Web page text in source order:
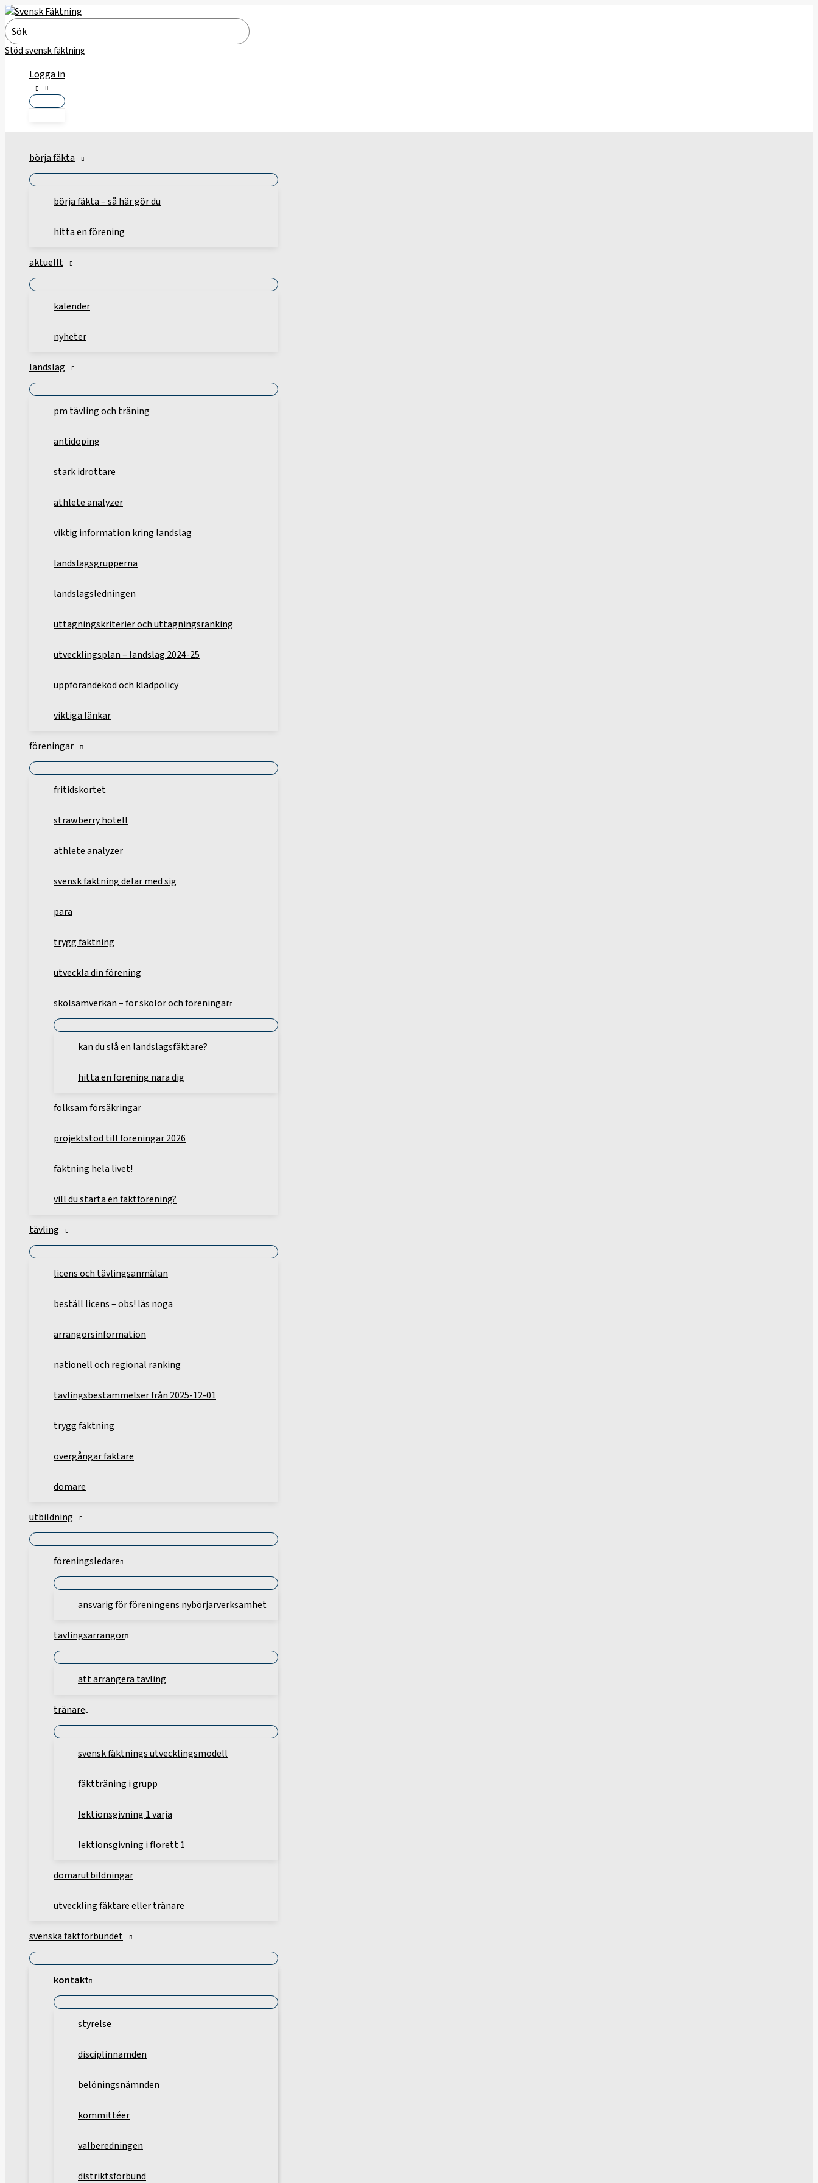
Hoppa
till
innehåll
Search
for:
Stöd svensk fäktning
Logga in
börja fäkta
börja fäkta – så här gör du
hitta en förening
aktuellt
kalender
nyheter
landslag
pm tävling och träning
antidoping
stark idrottare
athlete analyzer
viktig information kring landslag
landslagsgrupperna
landslagsledningen
uttagningskriterier och uttagningsranking
utvecklingsplan – landslag 2024-25
uppförandekod och klädpolicy
viktiga länkar
föreningar
fritidskortet
strawberry hotell
athlete analyzer
svensk fäktning delar med sig
para
trygg fäktning
utveckla din förening
skolsamverkan – för skolor och föreningar
kan du slå en landslagsfäktare?
hitta en förening nära dig
folksam försäkringar
projektstöd till föreningar 2026
fäktning hela livet!
vill du starta en fäktförening?
tävling
licens och tävlingsanmälan
beställ licens – obs! läs noga
arrangörsinformation
nationell och regional ranking
tävlingsbestämmelser från 2025-12-01
trygg fäktning
övergångar fäktare
domare
utbildning
föreningsledare
ansvarig för föreningens nybörjarverksamhet
tävlingsarrangör
att arrangera tävling
tränare
svensk fäktnings utvecklingsmodell
fäktträning i grupp
lektionsgivning 1 värja
lektionsgivning i florett 1
domarutbildningar
utveckling fäktare eller tränare
svenska fäktförbundet
kontakt
styrelse
disciplinnämden
belöningsnämnden
kommittéer
valberedningen
distriktsförbund